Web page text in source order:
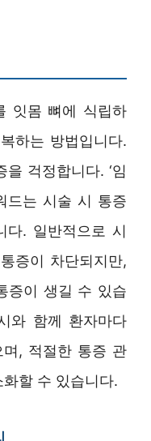
잇몸 뼈에 식립하
하는 방법입니다.
걱정합니다. ‘임
드는 시술 시 통증
다. 일반적으로 시
증이 차단되지만,
증이 생길 수 있습
와 함께 환자마다
며, 적절한 통증 관
할 수 있습니다.